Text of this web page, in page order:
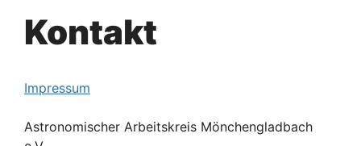
Kontakt
Impressum
Astronomischer Arbeitskreis Mönchengladbach